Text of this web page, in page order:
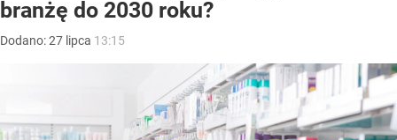
branżę do 2030 roku?
Dodano:27 lipca 13:15